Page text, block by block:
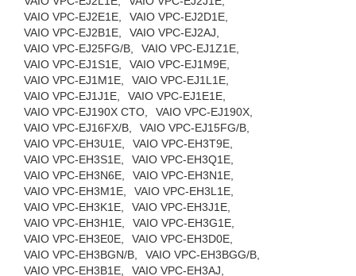
VAIO VPC-EJ2E1E,
VAIO VPC-EJ2D1E,
VAIO VPC-EJ2B1E,
VAIO VPC-EJ2AJ,
VAIO VPC-EJ25FG/B,
VAIO VPC-EJ1Z1E,
VAIO VPC-EJ1S1E,
VAIO VPC-EJ1M9E,
VAIO VPC-EJ1M1E,
VAIO VPC-EJ1L1E,
VAIO VPC-EJ1J1E,
VAIO VPC-EJ1E1E,
VAIO VPC-EJ190X CTO,
VAIO VPC-EJ190X,
VAIO VPC-EJ16FX/B,
VAIO VPC-EJ15FG/B,
VAIO VPC-EH3U1E,
VAIO VPC-EH3T9E,
VAIO VPC-EH3S1E,
VAIO VPC-EH3Q1E,
VAIO VPC-EH3N6E,
VAIO VPC-EH3N1E,
VAIO VPC-EH3M1E,
VAIO VPC-EH3L1E,
VAIO VPC-EH3K1E,
VAIO VPC-EH3J1E,
VAIO VPC-EH3H1E,
VAIO VPC-EH3G1E,
VAIO VPC-EH3E0E,
VAIO VPC-EH3D0E,
VAIO VPC-EH3BGN/B,
VAIO VPC-EH3BGG/B,
VAIO VPC-EH3B1E,
VAIO VPC-EH3AJ,